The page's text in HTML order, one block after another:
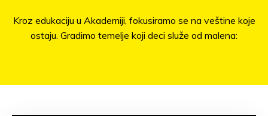
Kroz edukaciju u Akademiji, fokusiramo se na veštine koje
ostaju. Gradimo temelje koji deci služe od malena: